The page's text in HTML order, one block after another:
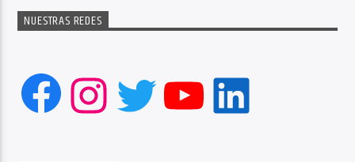
NUESTRAS REDES
Facebook
Instagram
Twitter
YouTube
LinkedIn